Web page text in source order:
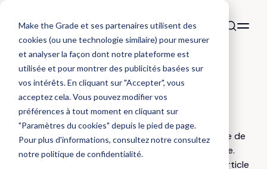
Make the Grade et ses partenaires utilisent des
cookies (ou une technologie similaire) pour mesurer
et analyser la façon dont notre plateforme est
utilisée et pour montrer des publicités basées sur
vos intérêts. En cliquant sur "Accepter", vous
acceptez cela. Vous pouvez modifier vos
préférences à tout moment en cliquant sur
"Paramètres du cookies" depuis le pied de page.
Pour plus d'informations, consultez notreconsultez
notre politique de confidentialité.
DÉFINITION
Hyperlien
Hyperlien : désigne un lien appliqué sur un groupe de
mots-clés en rapport avec la ressource associée.
Par exemple, on va poser un lien qui mène à un article